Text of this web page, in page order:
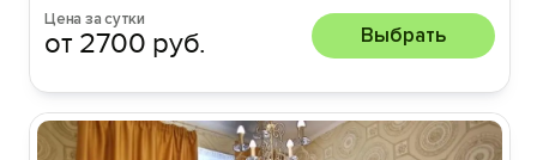
Цена за сутки
от 2700 руб. Выбрать